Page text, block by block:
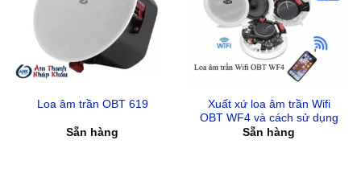
Loa âm trần OBT 619
Sẵn hàng
Xuất xứ loa âm trần Wifi
OBT WF4 và cách sử dụng
Sẵn hàng